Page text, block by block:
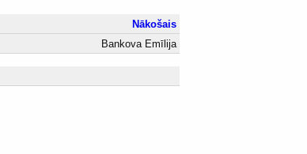
Nākošais
Bankova Emīlija